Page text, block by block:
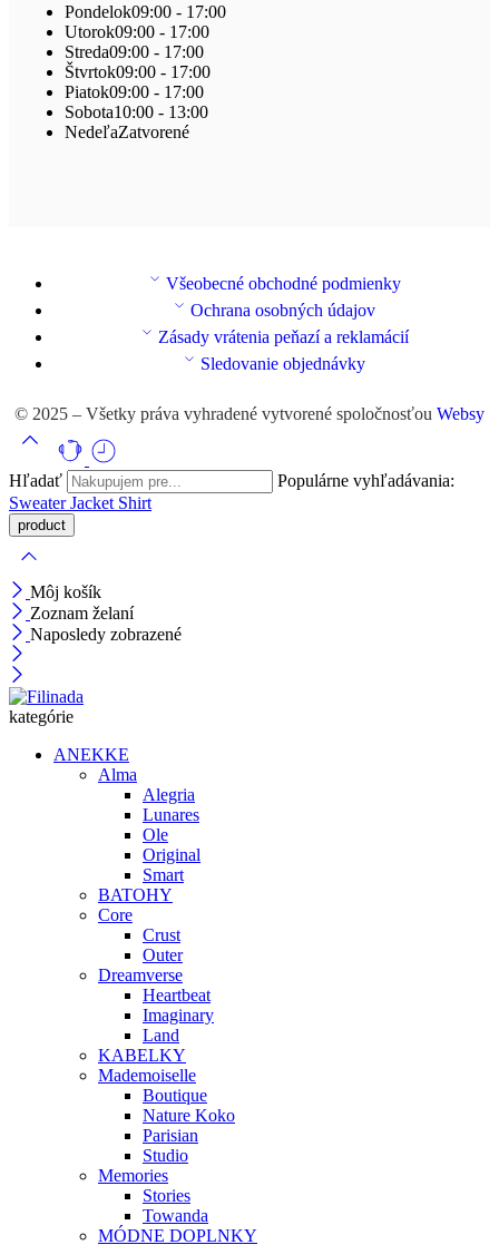
Pondelok09:00 - 17:00
Utorok09:00 - 17:00
Streda09:00 - 17:00
Štvrtok09:00 - 17:00
Piatok09:00 - 17:00
Sobota10:00 - 13:00
NedeľaZatvorené
Všeobecné obchodné podmienky
Ochrana osobných údajov
Zásady vrátenia peňazí a reklamácií
Sledovanie objednávky
© 2025 – Všetky práva vyhradené vytvorené spoločnosťou Websy
Hľadať
Populárne vyhľadávania:
SweaterJacket Shirt
Môj košík
Zoznam želaní
Naposledy zobrazené
kategórie
ANEKKE
Alma
Alegria
Lunares
Ole
Original
Smart
BATOHY
Core
Crust
Outer
Dreamverse
Heartbeat
Imaginary
Land
KABELKY
Mademoiselle
Boutique
Nature Koko
Parisian
Studio
Memories
Stories
Towanda
MÓDNE DOPLNKY